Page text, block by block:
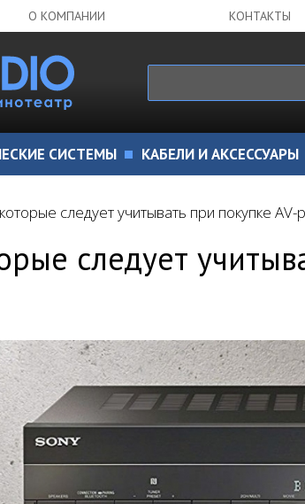
О КОМПАНИИ КОНТАКТЫ
СИСТЕМЫ КАБЕЛИ И АКСЕССУАРЫ
следует учитывать при покупке AV-
следует